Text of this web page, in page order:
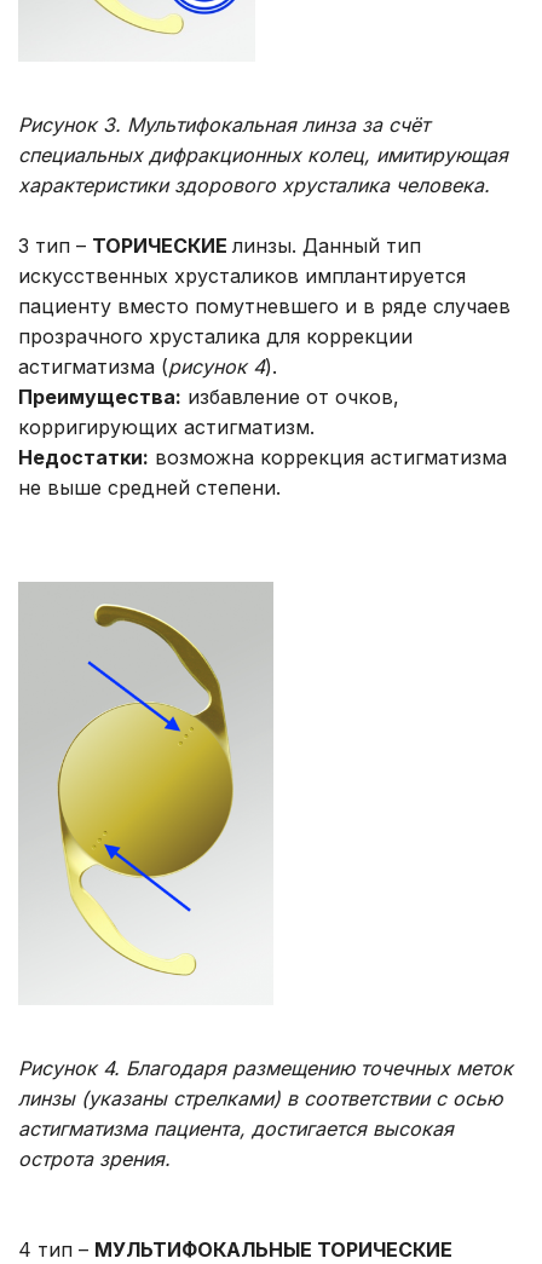
Рисунок 3. Мультифокальная линза за счёт
специальных дифракционных колец, имитирующая
характеристики здорового хрусталика человека.
3 тип – ТОРИЧЕСКИЕлинзы. Данный тип
искусственных хрусталиков имплантируется
пациенту вместо помутневшего и в ряде случаев
прозрачного хрусталика для коррекции
астигматизма (рисунок 4).
Преимущества: избавление от очков,
корригирующих астигматизм.
Недостатки: возможна коррекция астигматизма
не выше средней степени.
Рисунок 4. Благодаря размещению точечных меток
линзы (указаны стрелками) в соответствии с осью
астигматизма пациента, достигается высокая
острота зрения.
4 тип – МУЛЬТИФОКАЛЬНЫЕ ТОРИЧЕСКИЕ